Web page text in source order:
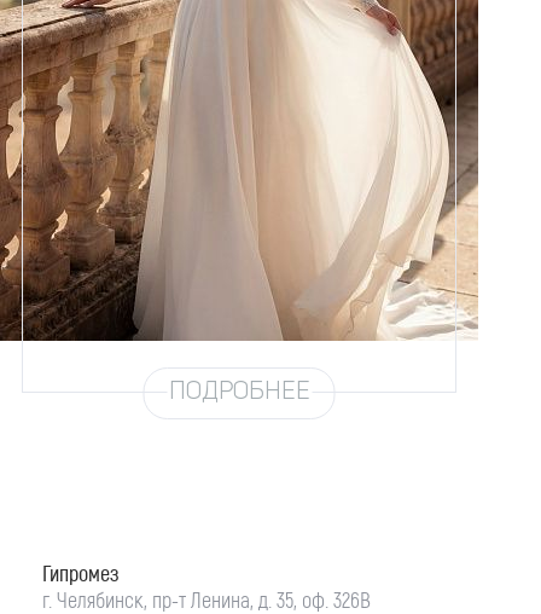
Размеры
42, 44, 46, 48, 50, 52, 54, 56,
Цвет
Силуэт
А-силуэт
Юбка
Шифон (3 метра)
Шлейф
ПОДРОБНЕЕ
Гипромез
г. Челябинск, пр-т Ленина, д. 35, оф. 326В